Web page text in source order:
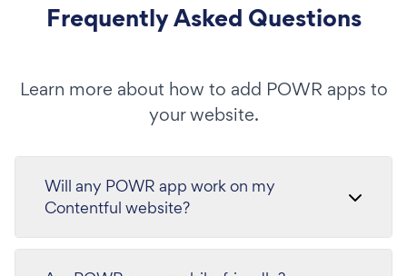
Frequently Asked Questions
Learn more about how to add POWR apps to
your website.
Will any POWR app work on my
Contentful website?